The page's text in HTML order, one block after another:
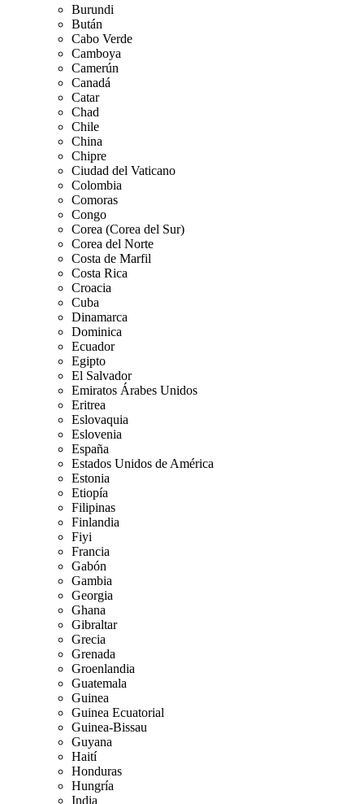
Burundi
Bután
Cabo Verde
Camboya
Camerún
Canadá
Catar
Chad
Chile
China
Chipre
Ciudad del Vaticano
Colombia
Comoras
Congo
Corea (Corea del Sur)
Corea del Norte
Costa de Marfil
Costa Rica
Croacia
Cuba
Dinamarca
Dominica
Ecuador
Egipto
El Salvador
Emiratos Árabes Unidos
Eritrea
Eslovaquia
Eslovenia
España
Estados Unidos de América
Estonia
Etiopía
Filipinas
Finlandia
Fiyi
Francia
Gabón
Gambia
Georgia
Ghana
Gibraltar
Grecia
Grenada
Groenlandia
Guatemala
Guinea
Guinea Ecuatorial
Guinea-Bissau
Guyana
Haití
Honduras
Hungría
India